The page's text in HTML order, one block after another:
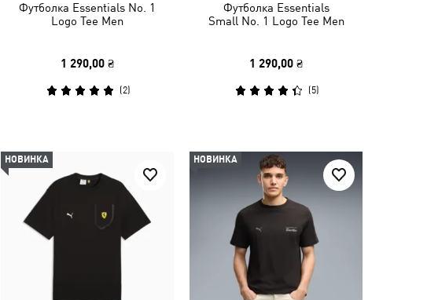
Футболка Essentials No. 1
Logo Tee Men
1 290,00 ₴
(2)
Футболка Essentials
Small No. 1 Logo Tee Men
1 290,00 ₴
(5)
НОВИНКА НОВИНКА